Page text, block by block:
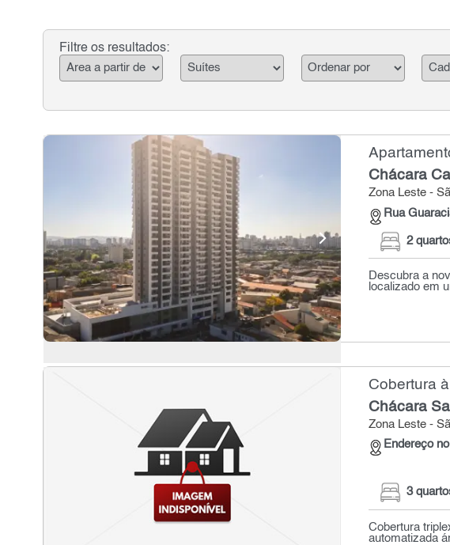
Filtre os resultados:
Chácara
Zona Leste -
Rua
2
Descubra a
localizado em
Cobertura
Chácara
Zona Leste -
Endereço
3
Cobertura
automatizada